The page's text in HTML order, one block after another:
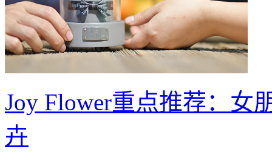
Joy Flower重点推荐：女
卉